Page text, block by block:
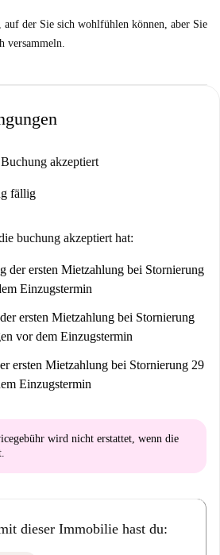
auf der Sie sich wohlfühlen können, aber Sie
versammeln.
akzeptiert
fällig
buchung akzeptiert hat:
der ersten Mietzahlung bei Stornierung
Einzugstermin
ersten Mietzahlung bei Stornierung
vor dem Einzugstermin
ersten Mietzahlung bei Stornierung 29
Einzugstermin
wird nicht erstattet , wenn die
dieser Immobilie hast du: